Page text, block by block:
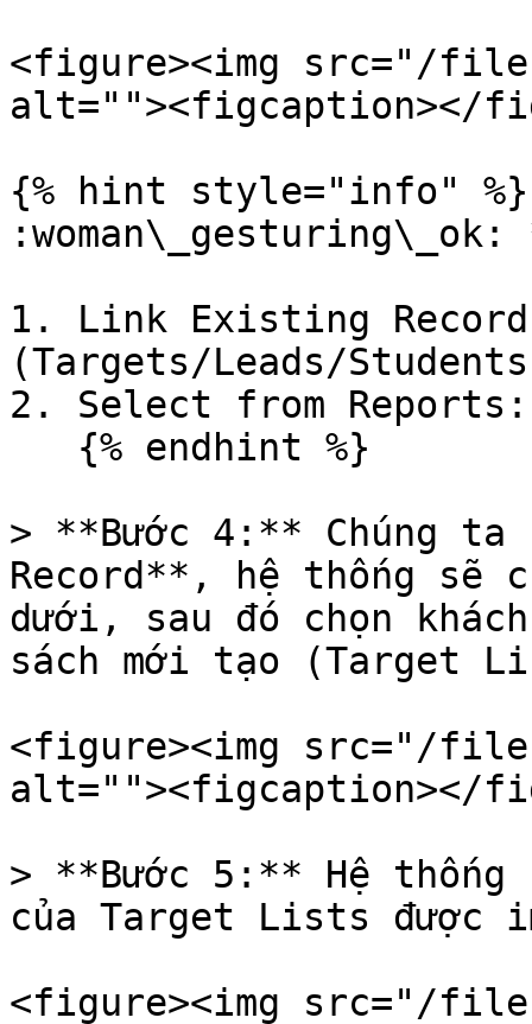
<figure><img src="/files/
alt=""><figcaption></
{% hint style="info" %}
1. Link Existing
(Targets/Leads/
2. Select from Reports:
> **Bước 4:** Chúng
Record**, hệ thống sẽ
dưới, sau đó chọn
sách mới tạo (Target
<figure><img src="/files/
alt=""><figcaption></
> **Bước 5:** Hệ
của Target Lists được
<figure><img src="/